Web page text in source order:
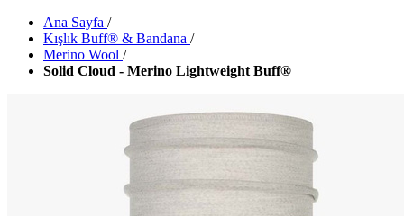
Ana Sayfa /
Kışlık Buff® & Bandana /
Merino Wool /
Solid Cloud - Merino Lightweight Buff®